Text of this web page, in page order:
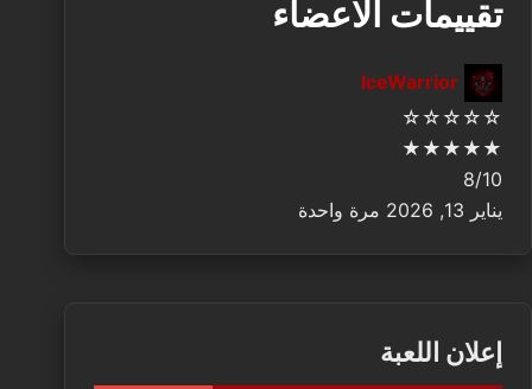
تقييمات الاعضاء
IceWarrior
☆
☆
☆
☆
☆
★
★
★
★
★
8/10
يناير 13, 2026
مرة واحدة
إعلان اللعبة